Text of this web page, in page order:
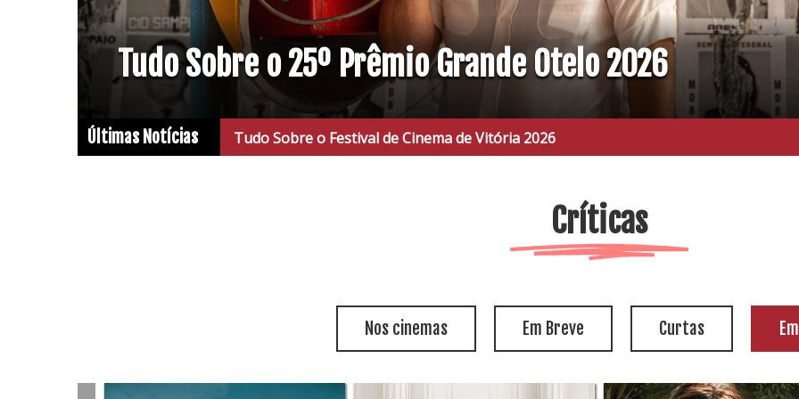
Tudo Sobre o 25º Prêmio Grande Otelo 2026
Últimas NotíciasTudo Sobre o Festival de Cinema de Vitória 2026
Críticas
Nos cinemas Em Breve Curtas